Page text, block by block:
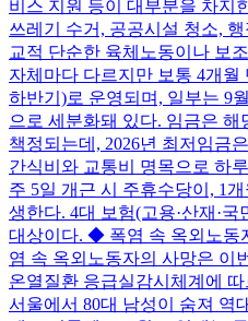
비스 지원 등이 대부분을 차지
쓰레기 수거, 공공시설 청소,
교적 단순한 육체노동이나 보
자체마다 다르지만 보통 4개월
하반기)로 운영되며, 일부는 9
으로 세분화돼 있다. 임금은
책정되는데, 2026년 최저임금
간식비와 교통비 명목으로 하
주 5일 개근 시 주휴수당이, 1
생한다. 4대 보험(고용·산재·
대상이다. ◆ 폭염 속 옥외노동
염 속 옥외노동자의 사망은 이
온열질환 응급실감시체계에
서울에서 80대 남성이 숨져 역